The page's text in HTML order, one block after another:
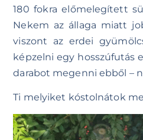
180 fokra előmelegített
Nekem az állaga miatt
viszont az erdei
képzelni egy hosszúfutás
darabot megenni ebből –
Ti melyiket kóstolnátok